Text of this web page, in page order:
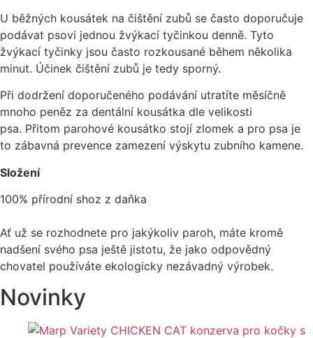
U běžných kousátek na čištění zubů se často doporučuje
podávat psovi jednou žvýkací tyčinkou denně. Tyto
žvýkací tyčinky jsou často rozkousané během několika
minut. Účinek čištění zubů je tedy sporný.
Při dodržení doporučeného podávání utratíte měsíčně
mnoho peněz za dentální kousátka dle velikosti
psa. Přitom parohové kousátko stojí zlomek a pro psa je
to zábavná prevence zamezení výskytu zubního kamene.
Složení
100% přírodní shoz z daňka
Ať už se rozhodnete pro jakýkoliv paroh, máte kromě
nadšení svého psa ještě jistotu, že jako odpovědný
chovatel používáte ekologicky nezávadný výrobek.
Novinky